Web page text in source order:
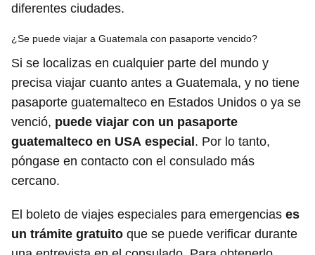
diferentes ciudades.
¿Se puede viajar a Guatemala con pasaporte vencido?
Si se localizas en cualquier parte del mundo y
precisa viajar cuanto antes a Guatemala, y no tiene
pasaporte guatemalteco en Estados Unidos o ya se
venció, puede viajar con un pasaporte
guatemalteco en USA especial. Por lo tanto,
póngase en contacto con el consulado más
cercano.
El boleto de viajes especiales para emergencias es
un trámite gratuito que se puede verificar durante